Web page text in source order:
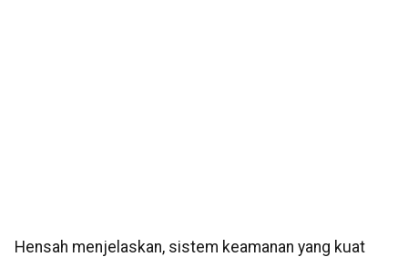
Hensah menjelaskan, sistem keamanan yang kuat